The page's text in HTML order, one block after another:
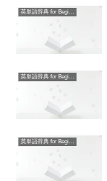
英単語辞典 for Beginners
英単語辞典 for Beginners
英単語辞典 for Beginners